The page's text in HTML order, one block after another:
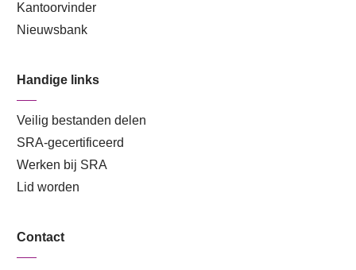
Kantoorvinder
Nieuwsbank
Handige links
Veilig bestanden delen
SRA-gecertificeerd
Werken bij SRA
Lid worden
Contact